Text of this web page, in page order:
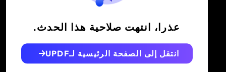
Are you visiting updf.com from outside
more relevant pricing, promotions, and
events.
عذرا، انتهت صلاحية هذا الحدث.
انتقل إلى الصفحة الرئيسية لـUPDF